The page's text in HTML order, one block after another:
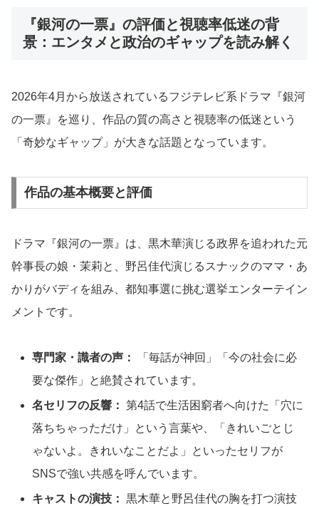
『銀河の一票』の評価と視聴率低迷の背
景：エンタメと政治のギャップを読み解く
2026年4月から放送されているフジテレビ系ドラマ『銀河
の一票』を巡り、作品の質の高さと視聴率の低迷という
「奇妙なギャップ」が大きな話題となっています。
作品の基本概要と評価
ドラマ『銀河の一票』は、黒木華演じる政界を追われた元
幹事長の娘・茉莉と、野呂佳代演じるスナックのママ・あ
かりがバディを組み、都知事選に挑む選挙エンターテイン
メントです。
専門家・識者の声：
「毎話が神回」「今の社会に必
要な傑作」と絶賛されています。
名セリフの反響： 第4話で生活困窮者へ向けた「穴に
落ちちゃっただけ」という言葉や、「きれいごとじ
ゃないよ。きれいなことだよ」といったセリフが
SNSで強い共感を呼んでいます。
キャストの演技： 黒木華と野呂佳代の胸を打つ演技